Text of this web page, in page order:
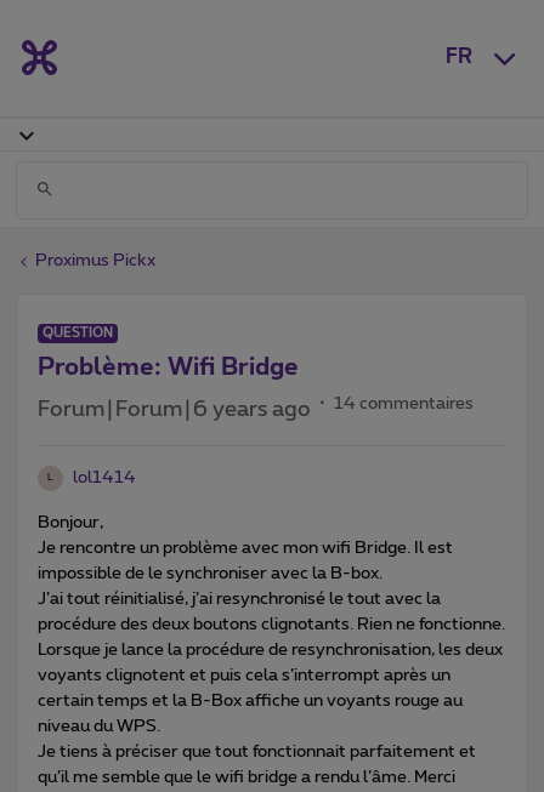
FR
Proximus Pickx
QUESTION
Problème: Wifi Bridge
Forum|Forum|6 years ago 14 commentaires
L lol1414
Bonjour,
Je rencontre un problème avec mon wifi Bridge. Il est
impossible de le synchroniser avec la B-box.
J’ai tout réinitialisé, j’ai resynchronisé le tout avec la
procédure des deux boutons clignotants. Rien ne fonctionne.
Lorsque je lance la procédure de resynchronisation, les deux
voyants clignotent et puis cela s’interrompt après un
certain temps et la B-Box affiche un voyants rouge au
niveau du WPS.
Je tiens à préciser que tout fonctionnait parfaitement et
qu’il me semble que le wifi bridge a rendu l’âme. Merci